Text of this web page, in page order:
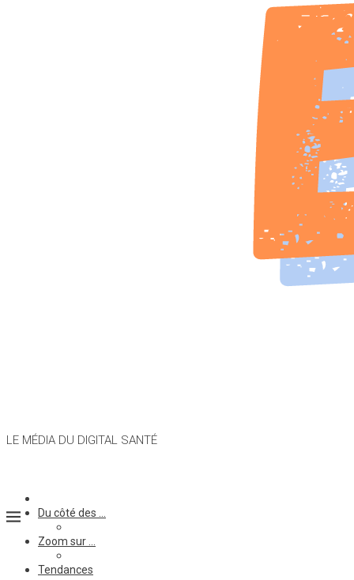
LE MÉDIA DU DIGITAL SANTÉ
Du côté des …
Zoom sur …
Tendances